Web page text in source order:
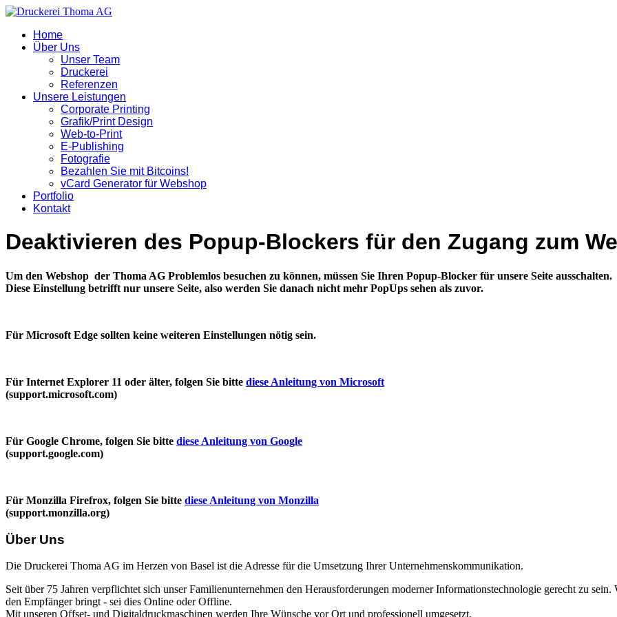
Home
Über Uns
Unser Team
Druckerei
Referenzen
Unsere Leistungen
Corporate Printing
Grafik/Print Design
Web-to-Print
E-Publishing
Fotografie
Bezahlen Sie mit Bitcoins!
vCard Generator für Webshop
Portfolio
Kontakt
Deaktivieren des Popup-Blockers für den Zugang zum
Um den Webshop der Thoma AG Problemlos besuchen zu können, müssen Sie Ihren Popup-Blocker für unsere Seite ausschalten.
Diese Einstellung betrifft nur unsere Seite, also werden Sie danach nicht mehr PopUps sehen als zuvor.
Für Microsoft Edge sollten keine weiteren Einstellungen nötig sein.
Für Internet Explorer 11 oder älter, folgen Sie bitte diese Anleitung von Microsoft
(support.microsoft.com)
Für Google Chrome, folgen Sie bitte diese Anleitung von Google
(support.google.com)
Für Monzilla Firefrox, folgen Sie bitte diese Anleitung von Monzilla
(support.monzilla.org)
Über Uns
Die Druckerei Thoma AG im Herzen von Basel ist die Adresse für die Umsetzung Ihrer Unternehmenskommunikation.
Seit über 75 Jahren verpflichtet sich unser Familienunternehmen den Herausforderungen moderner Informationstechnologie gerecht zu
den Empfänger bringt - sei dies Online oder Offline.
Mit unseren Offset- und Digitaldruckmaschinen werden Ihre Wünsche vor Ort und professionell umgesetzt.